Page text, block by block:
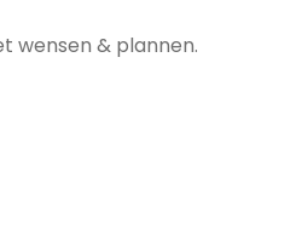
wensen & plannen.